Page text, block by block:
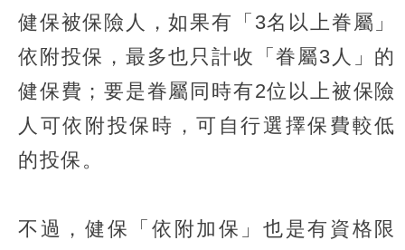
健保被保險人，如果有「3名以上眷屬」
依附投保，最多也只計收「眷屬3人」的
健保費；要是眷屬同時有2位以上被保險
人可依附投保時，可自行選擇保費較低
的投保。
不過，健保「依附加保」也是有資格限